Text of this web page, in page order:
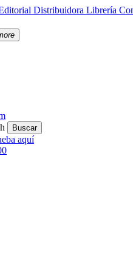
Distribuidora Librería
Buscar
aquí